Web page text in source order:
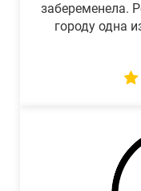
забеременела.
городу одна